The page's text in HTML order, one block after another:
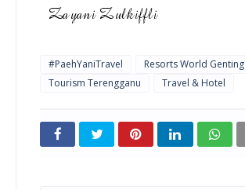
#PaehYaniTravel
Resorts World Genting
Tourism Terengganu
Travel & Hotel